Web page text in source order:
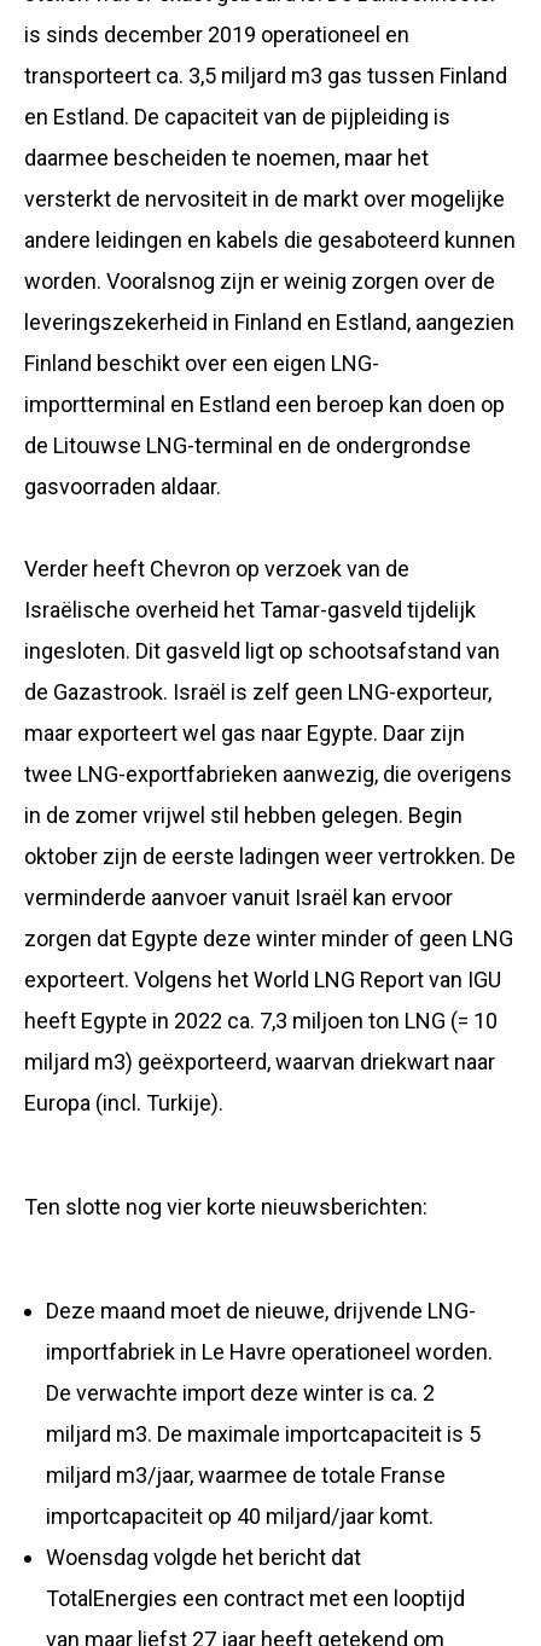
is sinds december 2019 operationeel en
transporteert ca. 3,5 miljard m3 gas tussen Finland
en Estland. De capaciteit van de pijpleiding is
daarmee bescheiden te noemen, maar het
versterkt de nervositeit in de markt over mogelijke
andere leidingen en kabels die gesaboteerd kunnen
worden. Vooralsnog zijn er weinig zorgen over de
leveringszekerheid in Finland en Estland, aangezien
Finland beschikt over een eigen LNG-
importterminal en Estland een beroep kan doen op
de Litouwse LNG-terminal en de ondergrondse
gasvoorraden aldaar.
Verder heeft Chevron op verzoek van de
Israëlische overheid het Tamar-gasveld tijdelijk
ingesloten. Dit gasveld ligt op schootsafstand van
de Gazastrook. Israël is zelf geen LNG-exporteur,
maar exporteert wel gas naar Egypte. Daar zijn
twee LNG-exportfabrieken aanwezig, die overigens
in de zomer vrijwel stil hebben gelegen. Begin
oktober zijn de eerste ladingen weer vertrokken. De
verminderde aanvoer vanuit Israël kan ervoor
zorgen dat Egypte deze winter minder of geen LNG
exporteert. Volgens het World LNG Report van IGU
heeft Egypte in 2022 ca. 7,3 miljoen ton LNG (= 10
miljard m3) geëxporteerd, waarvan driekwart naar
Europa (incl. Turkije).
Ten slotte nog vier korte nieuwsberichten:
Deze maand moet de nieuwe, drijvende LNG-
importfabriek in Le Havre operationeel worden.
De verwachte import deze winter is ca. 2
miljard m3. De maximale importcapaciteit is 5
miljard m3/jaar, waarmee de totale Franse
importcapaciteit op 40 miljard/jaar komt.
Woensdag volgde het bericht dat
TotalEnergies een contract met een looptijd
van maar liefst 27 jaar heeft getekend om